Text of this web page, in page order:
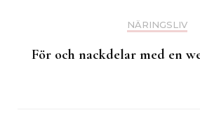
NÄRINGSLIV
För och nackdelar med en